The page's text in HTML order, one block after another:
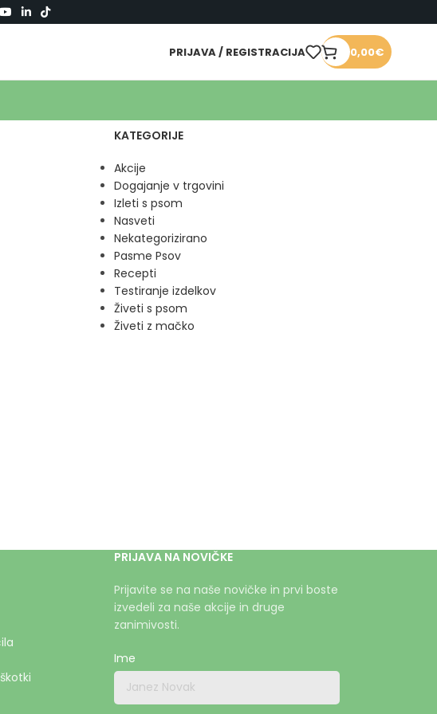
PRIJAVA / REGISTRACIJA 0,00€
KATEGORIJE
Akcije
Dogajanje v trgovini
Izleti s psom
Nasveti
Nekategorizirano
Pasme Psov
Recepti
Testiranje izdelkov
Živeti s psom
Živeti z mačko
PRIJAVA NA NOVIČKE
Prijavite se na naše novičke in prvi boste
izvedeli za naše akcije in druge
zanimivosti.
Ime